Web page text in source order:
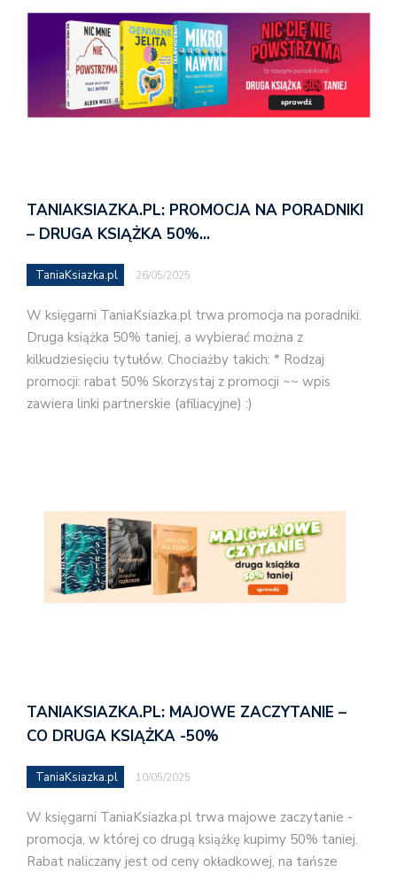
TANIAKSIAZKA.PL: PROMOCJA NA PORADNIKI
– DRUGA KSIĄŻKA 50%…
TaniaKsiazka.pl 26/05/2025
W księgarni TaniaKsiazka.pl trwa promocja na poradniki.
Druga książka 50% taniej, a wybierać można z
kilkudziesięciu tytułów. Chociażby takich: * Rodzaj
promocji: rabat 50% Skorzystaj z promocji ~~ wpis
zawiera linki partnerskie (afiliacyjne) :)
TANIAKSIAZKA.PL: MAJOWE ZACZYTANIE –
CO DRUGA KSIĄŻKA -50%
TaniaKsiazka.pl 10/05/2025
W księgarni TaniaKsiazka.pl trwa majowe zaczytanie -
promocja, w której co drugą książkę kupimy 50% taniej.
Rabat naliczany jest od ceny okładkowej, na tańsze